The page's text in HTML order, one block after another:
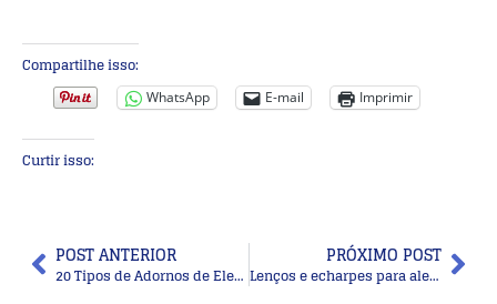
Compartilhe isso:
WhatsApp E-mail Imprimir
Curtir isso:
POST ANTERIOR
20 Tipos de Adornos de Elefante Para Te Inspirar
PRÓXIMO POST
Lenços e echarpes para alegrar seu visual